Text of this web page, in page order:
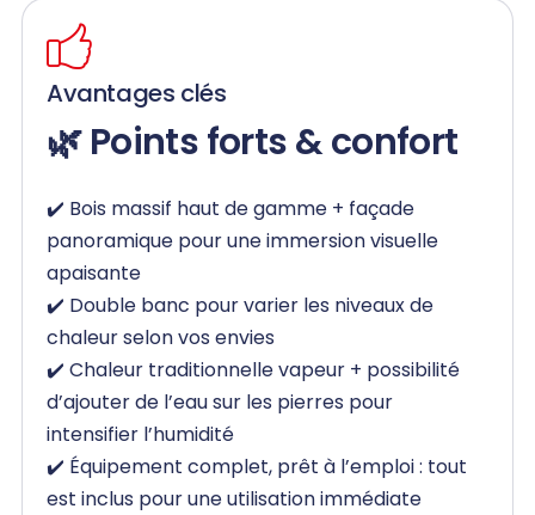
Avantages clés
🌿 Points forts & confort
✔️ Bois massif haut de gamme + façade
panoramique pour une immersion visuelle
apaisante
✔️ Double banc pour varier les niveaux de
chaleur selon vos envies
✔️ Chaleur traditionnelle vapeur + possibilité
d’ajouter de l’eau sur les pierres pour
intensifier l’humidité
✔️ Équipement complet, prêt à l’emploi : tout
est inclus pour une utilisation immédiate